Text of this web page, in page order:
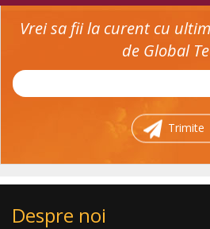
Vrei sa fii la curent cu
de Global
Trimite
Despre noi